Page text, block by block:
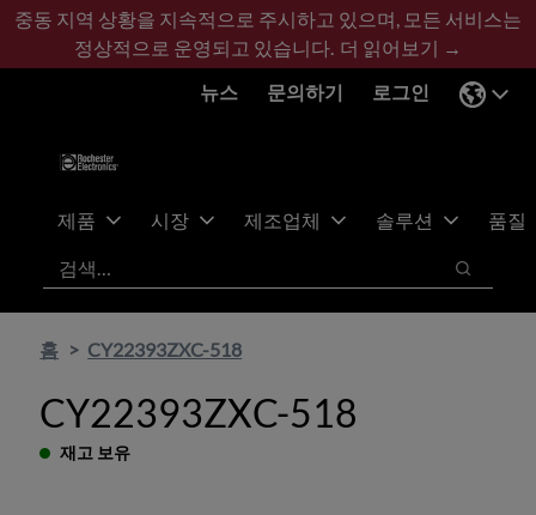
기
콘
바
글
중동 지역 상황을 지속적으로 주시하고 있으며, 모든 서비스는
정상적으로 운영되고 있습니다. 더 읽어보기 →
뉴스
문의하기 로그인
제품 시장 제조업체 솔루션
품질
검색
검색
홈 CY22393ZXC-518
CY22393ZXC-518
재고 보유